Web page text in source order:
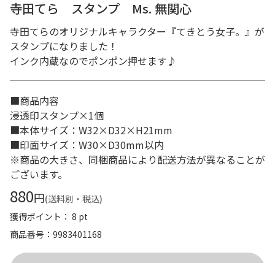
寺田てら スタンプ Ms. 無関心
寺田てらのオリジナルキャラクター『てきとう女子。』が
スタンプになりました！
インク内蔵なのでポンポン押せます♪
■商品内容
浸透印スタンプ×1個
■本体サイズ：W32×D32×H21mm
■印面サイズ：W30×D30mm以内
※商品の大きさ、同梱商品により配送方法が異なることが
ございます。
880円(送料別・税込)
獲得ポイント： 8 pt
商品番号
9983401168